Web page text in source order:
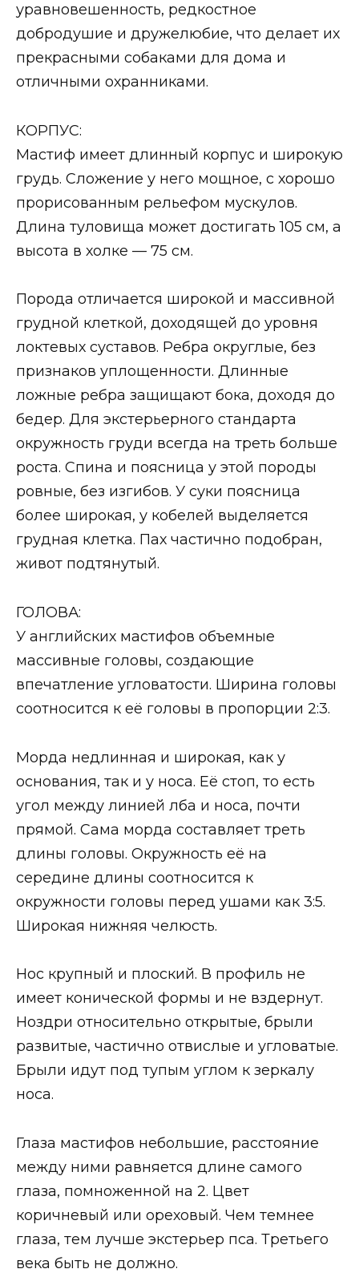
уравновешенность, редкостное
добродушие и дружелюбие, что делает их
прекрасными собаками для дома и
отличными охранниками.
КОРПУС:
Мастиф имеет длинный корпус и широкую
грудь. Сложение у него мощное, с хорошо
прорисованным рельефом мускулов.
Длина туловища может достигать 105 см, а
высота в холке — 75 см.
Порода отличается широкой и массивной
грудной клеткой, доходящей до уровня
локтевых суставов. Ребра округлые, без
признаков уплощенности. Длинные
ложные ребра защищают бока, доходя до
бедер. Для экстерьерного стандарта
окружность груди всегда на треть больше
роста. Спина и поясница у этой породы
ровные, без изгибов. У суки поясница
более широкая, у кобелей выделяется
грудная клетка. Пах частично подобран,
живот подтянутый.
ГОЛОВА:
У английских мастифов объемные
массивные головы, создающие
впечатление угловатости. Ширина головы
соотносится к её головы в пропорции 2:3.
Морда недлинная и широкая, как у
основания, так и у носа. Её стоп, то есть
угол между линией лба и носа, почти
прямой. Сама морда составляет треть
длины головы. Окружность её на
середине длины соотносится к
окружности головы перед ушами как 3:5.
Широкая нижняя челюсть.
Нос крупный и плоский. В профиль не
имеет конической формы и не вздернут.
Ноздри относительно открытые, брыли
развитые, частично отвислые и угловатые.
Брыли идут под тупым углом к зеркалу
носа.
Глаза мастифов небольшие, расстояние
между ними равняется длине самого
глаза, помноженной на 2. Цвет
коричневый или ореховый. Чем темнее
глаза, тем лучше экстерьер пса. Третьего
века быть не должно.